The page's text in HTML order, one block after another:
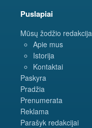
Puslapiai
Mūsų žodžio redakcija
Apie mus
Istorija
Kontaktai
Paskyra
Pradžia
Prenumerata
Reklama
Parašyk redakcijai